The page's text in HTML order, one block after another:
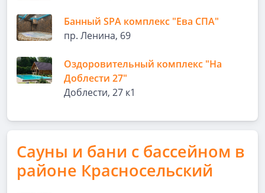
Банный SPA комплекс "Ева СПА"
пр. Ленина, 69
Оздоровительный комплекс "На
Доблести 27"
Доблести, 27 к1
Сауны и бани с бассейном в
районе Красносельский